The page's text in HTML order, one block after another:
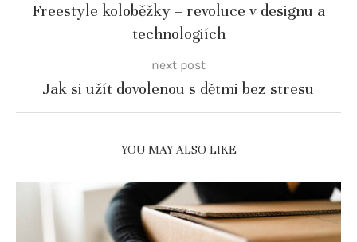
Freestyle koloběžky – revoluce v designu a
technologiích
next post
Jak si užít dovolenou s dětmi bez stresu
YOU MAY ALSO LIKE